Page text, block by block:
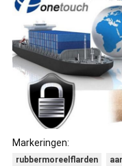
Markeringen:
rubbermoreelflarden